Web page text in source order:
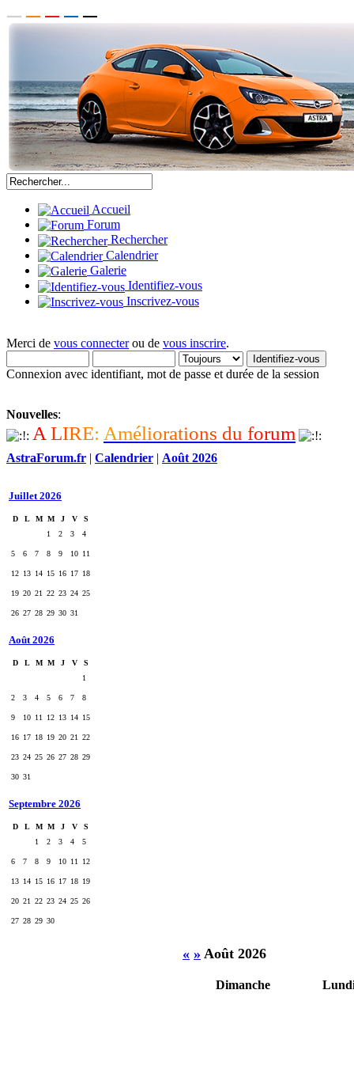
Accueil
Forum
Rechercher
Calendrier
Galerie
Identifiez-vous
Inscrivez-vous
Merci de vous connecterou de vous inscrire.
Connexion avec identifiant, mot de passe et durée de la session
Nouvelles:
A LIRE: Améliorations du forum
AstraForum.fr | Calendrier | Août 2026
Juillet 2026
D L M M J V
S
1
2 3 4
5 6 7 8 9 10 11
12 13 14 15 16 17 18
19 20 21 22 23 24 25
26 27 28 29 30 31
Août 2026
D L M M J V
S
1
2 3 4 5 6 7 8
9 10 11 12 13 14 15
16 17 18 19 20 21 22
23 24 25 26 27 28 29
30 31
Septembre 2026
D L M M J V
S
1
2 3 4 5
6 7 8 9 10 11 12
13 14 15 16 17 18 19
20 21 22 23 24 25 26
27 28 29 30
« » Août 2026
Dimanche